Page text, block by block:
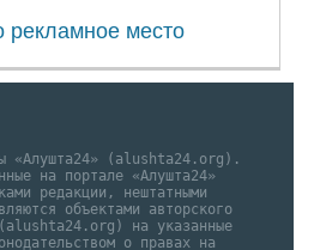
рекламное место
«Алушта24» (alushta24.org).
на портале «Алушта24»
редакции, нештатными
объектами авторского
на указанные
о правах на